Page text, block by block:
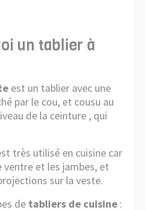
un tablier à
est un tablier avec une
par le cou, et cousu au
de la ceinture , qui
très utilisé en cuisine car
et les jambes, et
sur la veste.
de tabliers de cuisine :